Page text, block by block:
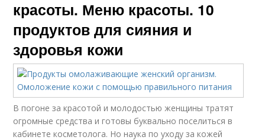
красоты. Меню красоты. 10
продуктов для сияния и
здоровья кожи
В погоне за красотой и молодостью женщины тратят
огромные средства и готовы буквально поселиться в
кабинете косметолога. Но наука по уходу за кожей